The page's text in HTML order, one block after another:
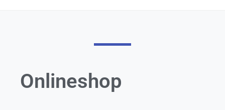
Onlineshop